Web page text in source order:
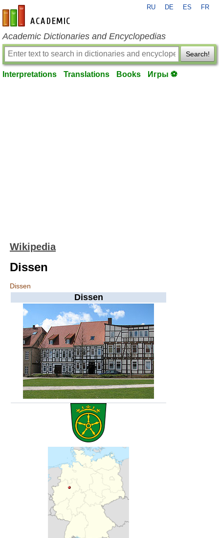
en-academic.com
RU DE ES FR
Academic Dictionaries and Encyclopedias
Search!
Interpretations Translations Books Игры ⚽
Wikipedia
Dissen
Dissen
Dissen